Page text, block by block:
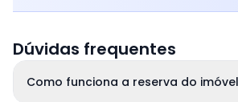
Dúvidas frequentes
Como funciona a reserva do